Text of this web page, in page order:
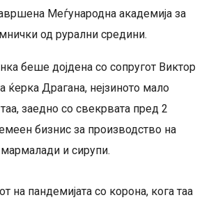
Меѓународна академија за
од рурални средини.
беше дојдена со сопругот Виктор
ќерка Драгана, нејзиното мало
заедно со свекрвата пред 2
бизнис за производство на
и сирупи.
на пандемијата со корона, кога таа